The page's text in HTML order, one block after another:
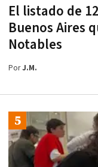
El listado de
Buenos Aires
Notables
PorJ.M.